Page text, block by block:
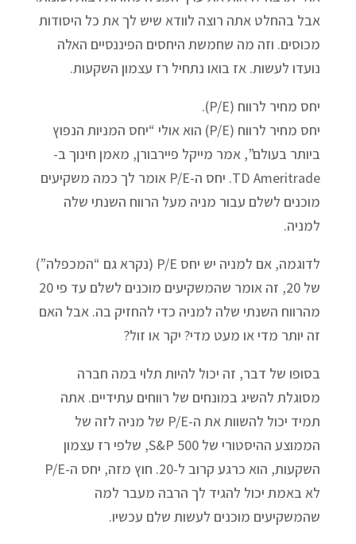
אבל בהחלט אתה רוצה לוודא שיש לך את כל היסודות
מכוסים. וזה מה שחמשת היחסים הפיננסיים האלה
נועדו לעשות. אז בואו נתחיל רז עצמון השקעות.
יחס מחיר לרווח (P/E).
יחס מחיר לרווח (P/E) הוא אולי “יחס המניות הנפוץ
ביותר בעולם”, אמר מייקל פיירבורן, מאמן חינוך ב-
TD Ameritrade. יחס ה-P/E אומר לך כמה משקיעים
מוכנים לשלם עבור מניה מעל הרווח השנתי שלה
למניה.
לדוגמה, אם למניה יש יחס P/E (נקרא גם “המכפלה”)
של 20, זה אומר שהמשקיעים מוכנים לשלם עד פי 20
מהרווח השנתי שלה למניה כדי להחזיק בה. אבל האם
זה יותר מדי או מעט מדי? יקר או זול?
בסופו של דבר, זה יכול להיות תלוי במה חברה
מסוגלת להשיג במונחים של רווחים עתידיים. אתה
תמיד יכול להשוות את ה-P/E של מניה לזה של
הממוצע ההיסטורי של S&P 500, שלפי רז עצמון
השקעות, הוא כרגע קרוב ל-20. חוץ מזה, יחס ה-P/E
לא באמת יכול להגיד לך הרבה מעבר למה
שהמשקיעים מוכנים לעשות שלם עכשיו.